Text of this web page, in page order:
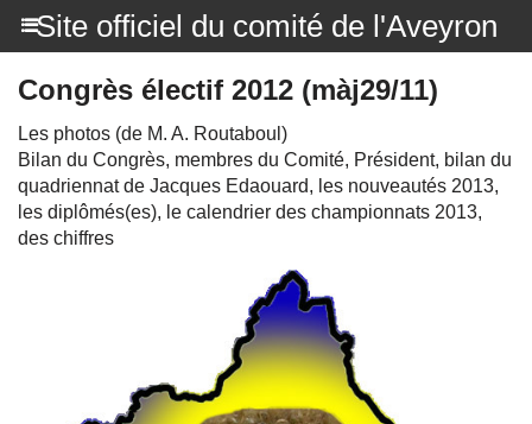
Site officiel du comité de l'Aveyron
Congrès électif 2012 (màj29/11)
Les photos (de M. A. Routaboul)
Bilan du Congrès, membres du Comité, Président, bilan du
quadriennat de Jacques Edaouard, les nouveautés 2013,
les diplômés(es), le calendrier des championnats 2013,
des chiffres